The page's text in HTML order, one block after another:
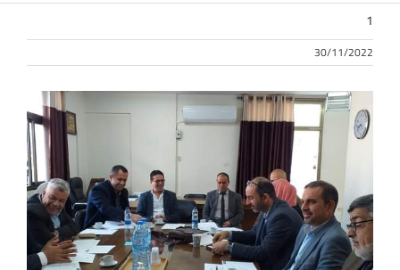
1
30/11/2022